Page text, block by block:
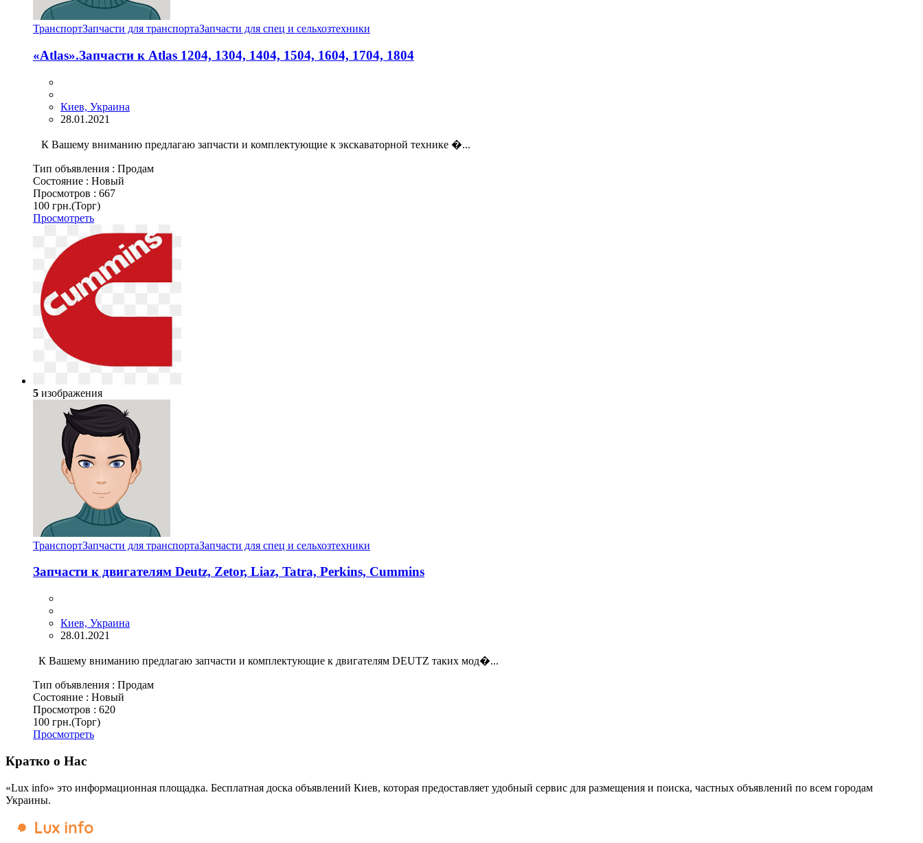
ТранспортЗапчасти для транспортаЗапчасти для спец и сельхозтехники
«Atlas».Запчасти к Atlas 1204, 1304, 1404, 1504, 1604, 1704, 1804
Киев, Украина
28.01.2021
К Вашему вниманию предлагаю запчасти и комплектующие к экскаваторной технике �...
Тип объявления : Продам
Состояние : Новый
Просмотров : 667
100 грн.(Торг)
Просмотреть
5 изображения
ТранспортЗапчасти для транспортаЗапчасти для спец и сельхозтехники
Запчасти к двигателям Deutz, Zetor, Liaz, Tatra, Perkins, Cummins
Киев, Украина
28.01.2021
К Вашему вниманию предлагаю запчасти и комплектующие к двигателям DEUTZ таких мод�...
Тип объявления : Продам
Состояние : Новый
Просмотров : 620
100 грн.(Торг)
Просмотреть
Кратко о Нас
«Lux info» это информационная площадка. Бесплатная доска объявлений Киев, которая предоставляет удобный сервис для размещения и поиска, частных объявлений по всем городам
Украины.